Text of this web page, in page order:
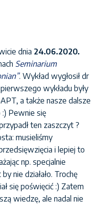
dnia 24.06.2020.
Seminarium
. Wykład wygłosił dr
wykładu były
a także nasze dalsze
Pewnie się
ten zaszczyt ?
musieliśmy
i lepiej to
np. specjalnie
nie działało. Trochę
się poświęcić :) Zatem
wiedzę, ale nadal nie